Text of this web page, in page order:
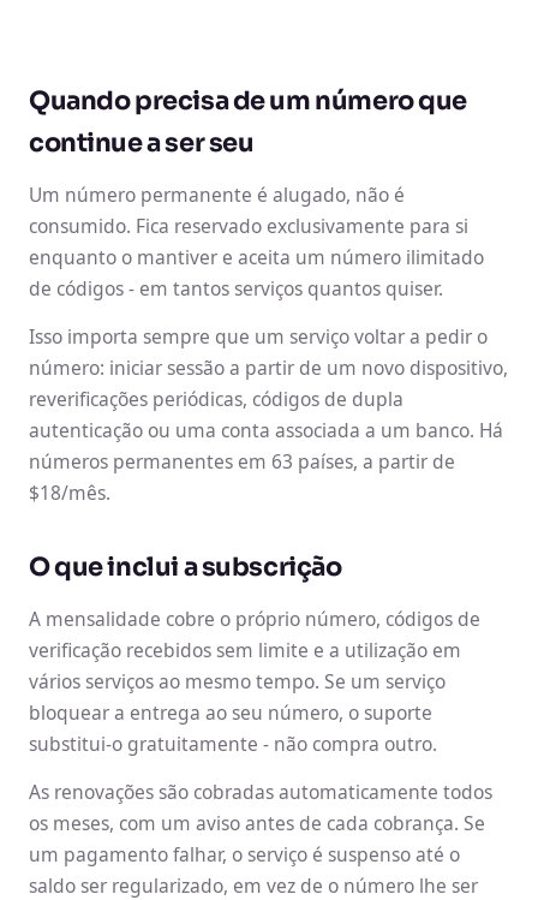
Quando precisa de um número que
continue a ser seu
Um número permanente é alugado, não é
consumido. Fica reservado exclusivamente para si
enquanto o mantiver e aceita um número ilimitado
de códigos - em tantos serviços quantos quiser.
Isso importa sempre que um serviço voltar a pedir o
número: iniciar sessão a partir de um novo dispositivo,
reverificações periódicas, códigos de dupla
autenticação ou uma conta associada a um banco. Há
números permanentes em 63 países, a partir de
$18/mês.
O que inclui a subscrição
A mensalidade cobre o próprio número, códigos de
verificação recebidos sem limite e a utilização em
vários serviços ao mesmo tempo. Se um serviço
bloquear a entrega ao seu número, o suporte
substitui-o gratuitamente - não compra outro.
As renovações são cobradas automaticamente todos
os meses, com um aviso antes de cada cobrança. Se
um pagamento falhar, o serviço é suspenso até o
saldo ser regularizado, em vez de o número lhe ser